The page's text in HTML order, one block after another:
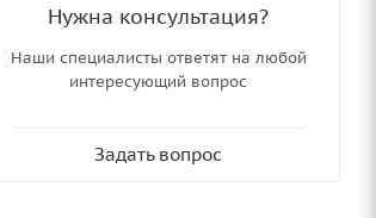
Нужна консультация?
Наши специалисты ответят на любой
интересующий вопрос
Задать вопрос